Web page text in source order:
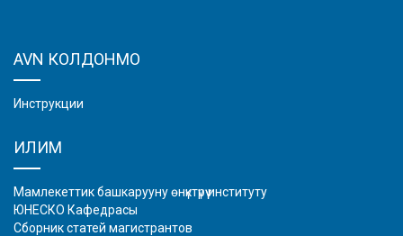
AVN КОЛДОНМО
Инструкции
ИЛИМ
Мамлекеттик башкарууну өнүктүрүү институту
ЮНЕСКО Кафедрасы
Сборник статей магистрантов